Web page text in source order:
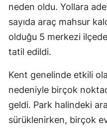
neden oldu. Yollara
sayıda araç mahsur
olduğu 5 merkezi
tatil edildi.
Kent genelinde etkili
nedeniyle birçok
geldi. Park halindeki
sürüklenirken, birçok